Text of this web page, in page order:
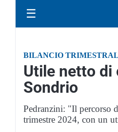
☰
BILANCIO
Utile netto di
Sondrio
Pedranzini: "Il percorso
trimestre 2024, con un